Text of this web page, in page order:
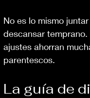
No es lo mismo
descansar
ajustes ahorran
parentescos.
La guía de